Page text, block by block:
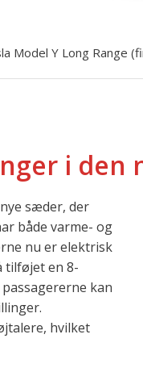
Model Y Long Range
i den
sæder, der
både varme- og
nu er elektrisk
tilføjet en 8-
kan
hvilket